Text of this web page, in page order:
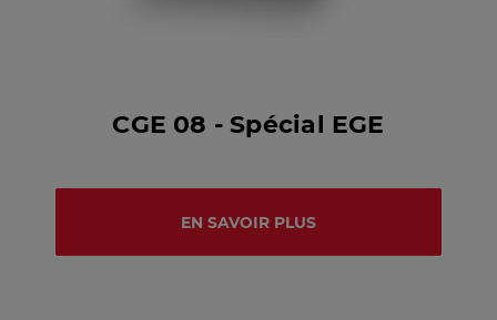
CGE 08 - Spécial EGE
EN SAVOIR PLUS